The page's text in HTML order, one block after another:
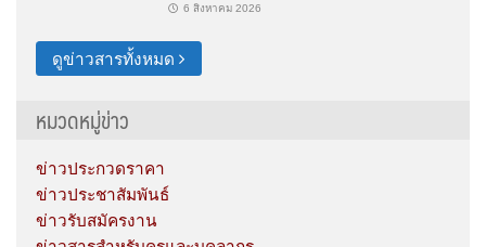
6 สิงหาคม 2026
ดูข่าวสารทั้งหมด
หมวดหมู่ข่าว
ข่าวประกวดราคา
ข่าวประชาสัมพันธ์
ข่าวรับสมัครงาน